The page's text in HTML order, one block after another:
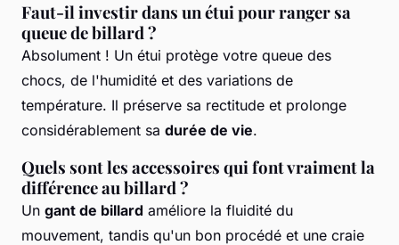
Faut-il investir dans un étui pour ranger sa
queue de billard ?
Absolument ! Un étui protège votre queue des
chocs, de l'humidité et des variations de
température. Il préserve sa rectitude et prolonge
considérablement sa durée de vie.
Quels sont les accessoires qui font vraiment la
différence au billard ?
Un gant de billard améliore la fluidité du
mouvement, tandis qu'un bon procédé et une craie